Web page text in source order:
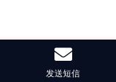
发送短信